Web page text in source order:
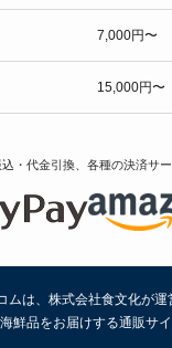
7,000円〜
15,000円〜
・代金引換、各種の決済サ
ムは、株式会社食文化が
鮮品をお届けする通販サ